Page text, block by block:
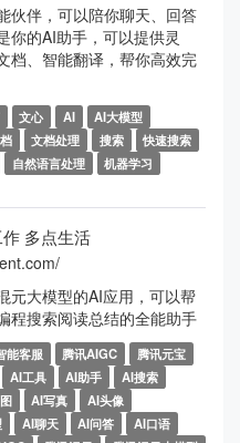
伙伴，可以陪你聊天、回答
你的AI助手，可以提供灵
档、智能翻译，帮你高效完
文心 AI
AI大模型
文档处理 搜索
快速搜索
自然语言处理
机器学习
多点生活
元大模型的AI应用，可以帮
程搜索阅读总结的全能助手
能客服 腾讯AIGC
腾讯元宝
AI工具 AI助手
AI搜索
AI写真
AI头像
AI聊天 AI问答
AI口语